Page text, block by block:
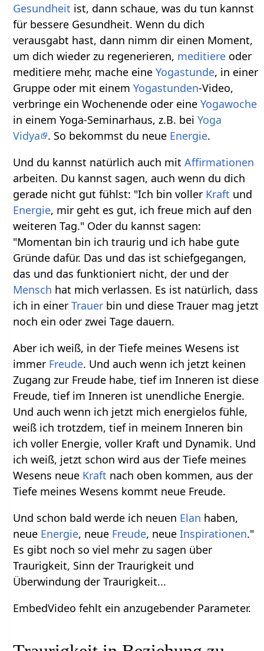
Gesundheit ist, dann schaue, was du tun kannst
für bessere Gesundheit. Wenn du dich
verausgabt hast, dann nimm dir einen Moment,
um dich wieder zu regenerieren, meditiere oder
meditiere mehr, mache eineYogastunde, in einer
Gruppe oder mit einemYogastunden-Video,
verbringe ein Wochenende oder eineYogawoche
in einem Yoga-Seminarhaus, z.B. beiYoga
Vidya
. So bekommst du neue Energie.
Und du kannst natürlich auch mitAffirmationen
arbeiten. Du kannst sagen, auch wenn du dich
gerade nicht gut fühlst: "Ich bin voller Kraft und
Energie, mir geht es gut, ich freue mich auf den
weiteren Tag." Oder du kannst sagen:
"Momentan bin ich traurig und ich habe gute
Gründe dafür. Das und das ist schiefgegangen,
das und das funktioniert nicht, der und der
Mensch hat mich verlassen. Es ist natürlich, dass
ich in einerTrauer bin und diese Trauer mag jetzt
noch ein oder zwei Tage dauern.
Aber ich weiß, in der Tiefe meines Wesens ist
immer Freude. Und auch wenn ich jetzt keinen
Zugang zur Freude habe, tief im Inneren ist diese
Freude, tief im Inneren ist unendliche Energie.
Und auch wenn ich jetzt mich energielos fühle,
weiß ich trotzdem, tief in meinem Inneren bin
ich voller Energie, voller Kraft und Dynamik. Und
ich weiß, jetzt schon wird aus der Tiefe meines
Wesens neue Kraft nach oben kommen, aus der
Tiefe meines Wesens kommt neue Freude.
Und schon bald werde ich neuen Elan haben,
neue Energie, neue Freude, neueInspirationen."
Es gibt noch so viel mehr zu sagen über
Traurigkeit, Sinn der Traurigkeit und
Überwindung der Traurigkeit...
EmbedVideo fehlt ein anzugebender Parameter.